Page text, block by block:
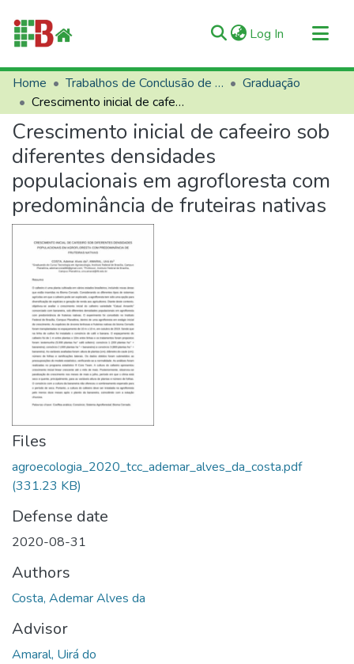
Log In (current)
Communities & Collections
All of RIIFB
Manuals and Terms
Statistics
About RIIFB
Help
Home Trabalhos de Conclusão de Curso (TCCs)
Graduação
Crescimento inicial de cafeeiro sob diferentes densidades populacionais em agrofloresta com predominância de fruteiras nativas
Crescimento inicial de cafeeiro sob
diferentes densidades
populacionais em agrofloresta com
predominância de fruteiras nativas
Files
agroecologia_2020_tcc_ademar_alves_da_costa.pdf
(331.23 KB)
Defense date
2020-08-31
Authors
Costa, Ademar Alves da
Advisor
Amaral, Uirá do